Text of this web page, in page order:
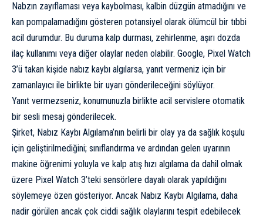
Nabzın zayıflaması veya kaybolması, kalbin düzgün atmadığını ve
kan pompalamadığını gösteren potansiyel olarak ölümcül bir tıbbi
acil durumdur. Bu duruma kalp durması, zehirlenme, aşırı dozda
ilaç kullanımı veya diğer olaylar neden olabilir. Google, Pixel Watch
3’ü takan kişide nabız kaybı algılarsa, yanıt vermeniz için bir
zamanlayıcı ile birlikte bir uyarı gönderileceğini söylüyor.
Yanıt vermezseniz, konumunuzla birlikte acil servislere otomatik
bir sesli mesaj gönderilecek.
Şirket, Nabız Kaybı Algılama’nın belirli bir olay ya da sağlık koşulu
için geliştirilmediğini; sınıflandırma ve ardından gelen uyarının
makine öğrenimi yoluyla ve kalp atış hızı algılama da dahil olmak
üzere Pixel Watch 3’teki sensörlere dayalı olarak yapıldığını
söylemeye özen gösteriyor. Ancak Nabız Kaybı Algılama, daha
nadir görülen ancak çok ciddi sağlık olaylarını tespit edebilecek